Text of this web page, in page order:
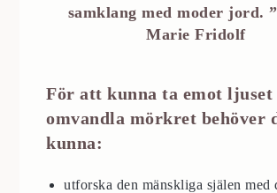
samklang med moder jord.
Marie Fridolf
För att kunna ta emot ljuset
omvandla mörkret behöver
kunna:
utforska den mänskliga själen med